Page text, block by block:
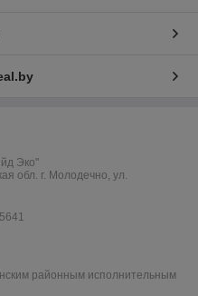
Эко"
обл. г. Молодечно, ул.
районным исполнительным